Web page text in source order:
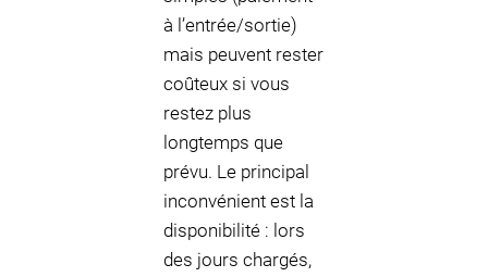
à l’entrée/sortie)
mais peuvent rester
coûteux si vous
restez plus
longtemps que
prévu. Le principal
inconvénient est la
disponibilité : lors
des jours chargés,